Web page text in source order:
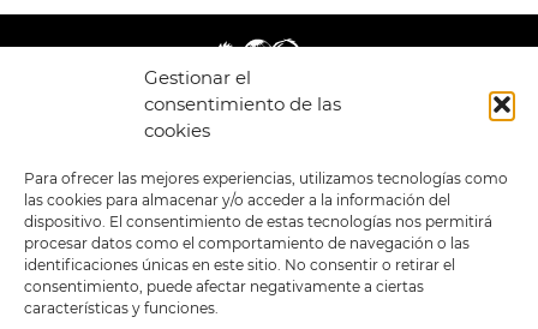
Gestionar el
consentimiento de las
cookies
Para ofrecer las mejores experiencias, utilizamos tecnologías como
las cookies para almacenar y/o acceder a la información del
dispositivo. El consentimiento de estas tecnologías nos permitirá
procesar datos como el comportamiento de navegación o las
identificaciones únicas en este sitio. No consentir o retirar el
consentimiento, puede afectar negativamente a ciertas
características y funciones.
LEGAL
POLÍTICA DE
PRIVACIDAD
TÉRMINOS Y
CONDICIONES
GENERALES DE LA
POLÍTICA DE COOKIES
ENLACES
TIENDA
ESTILOS
FORMATOS
PREVENTAS
OFERTAS
MERCHANDISING